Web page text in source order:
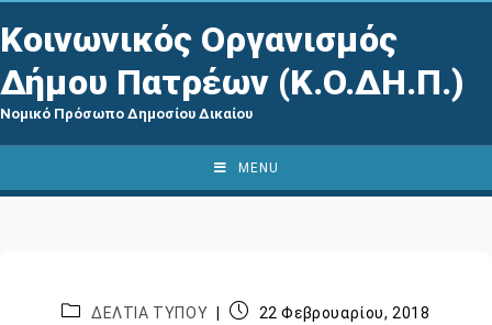
Κοινωνικός Οργανισμός
Δήμου Πατρέων (Κ.Ο.ΔΗ.Π.)
Νομικό Πρόσωπο Δημοσίου Δικαίου
MENU
ΔΕΛΤΙΑ ΤΥΠΟΥ 22 Φεβρουαρίου, 2018